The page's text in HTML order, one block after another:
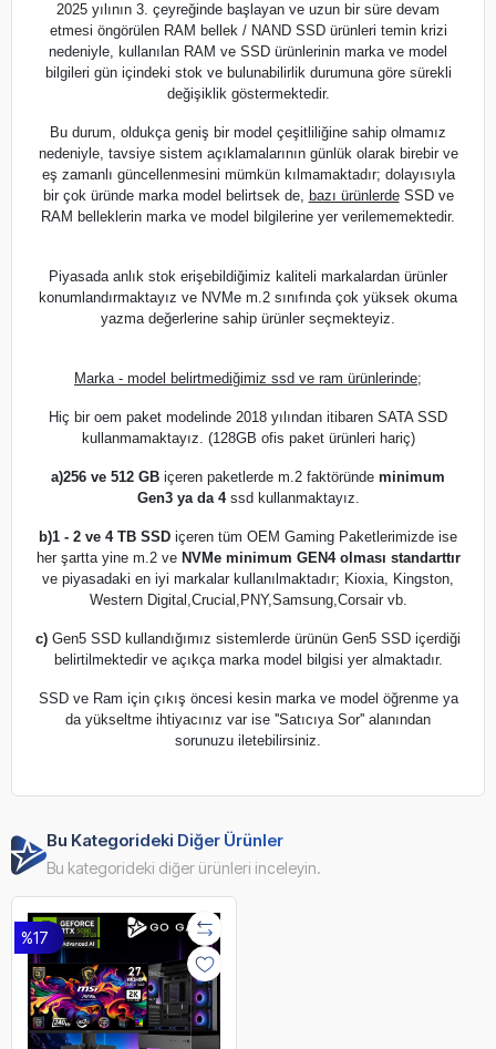
2025 yılının 3. çeyreğinde başlayan ve uzun bir süre devam
etmesi öngörülen RAM bellek / NAND SSD ürünleri temin krizi
nedeniyle, kullanılan RAM ve SSD ürünlerinin marka ve model
bilgileri gün içindeki stok ve bulunabilirlik durumuna göre sürekli
değişiklik göstermektedir.
Bu durum, oldukça geniş bir model çeşitliliğine sahip olmamız
nedeniyle, tavsiye sistem açıklamalarının günlük olarak birebir ve
eş zamanlı güncellenmesini mümkün kılmamaktadır; dolayısıyla
bir çok üründe marka model belirtsek de, bazı ürünlerdeSSD ve
RAM belleklerin marka ve model bilgilerine yer verilememektedir.
Piyasada anlık stok erişebildiğimiz kaliteli markalardan ürünler
konumlandırmaktayız ve NVMe m.2 sınıfında çok yüksek okuma
yazma değerlerine sahip ürünler seçmekteyiz.
Marka - model belirtmediğimiz ssd ve ram ürünlerinde;
Hiç bir oem paket modelinde 2018 yılından itibaren SATA SSD
kullanmamaktayız. (128GB ofis paket ürünleri hariç)
a)256 ve 512 GB içeren paketlerde m.2 faktöründe minimum
Gen3 ya da 4ssd kullanmaktayız.
b)1 - 2 ve 4 TB SSD içeren tüm OEM Gaming Paketlerimizde ise
her şartta yine m.2 ve NVMe minimum GEN4 olması standarttır
ve piyasadaki en iyi markalar kullanılmaktadır; Kioxia, Kingston,
Western Digital,Crucial,PNY,Samsung,Corsair vb.
c) Gen5 SSD kullandığımız sistemlerde ürünün Gen5 SSD içerdiği
belirtilmektedir ve açıkça marka model bilgisi yer almaktadır.
SSD ve Ram için çıkış öncesi kesin marka ve model öğrenme ya
da yükseltme ihtiyacınız var ise ''Satıcıya Sor'' alanından
sorunuzu iletebilirsiniz.
Bu Kategorideki Diğer Ürünler
Bu kategorideki diğer ürünleri inceleyin.
%17